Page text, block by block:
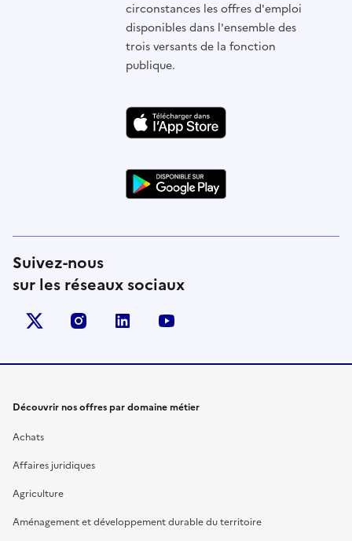
circonstances les offres d'emploi
disponibles dans l'ensemble des
trois versants de la fonction
publique.
Suivez-nous
sur les réseaux sociaux
X (anciennement Twitter)
instagramlinkedin
Découvrir nos offres par domaine métier
Achats
Affaires juridiques
Agriculture
Aménagement et développement durable du territoire